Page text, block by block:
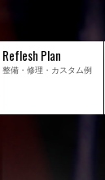
Reflesh Plan
整備・修理・ カスタム例